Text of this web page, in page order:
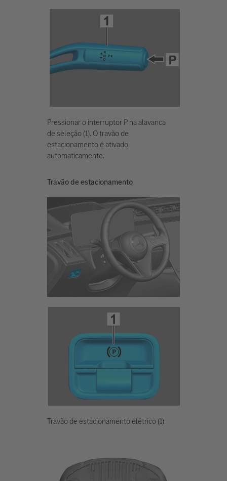
Pressionar o interruptor P na alavanca
de seleção (1). O travão de
estacionamento é ativado
automaticamente.
Travão de estacionamento
Travão de estacionamento elétrico (1)